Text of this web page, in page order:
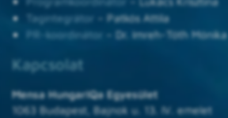
Tagintegrátor
– Patkós Attila
PR-koordinátor – Dr. Imreh-Tóth Mónika
Kapcsolat
Mensa HungarIQa Egyesület
1063 Budapest, Bajnok u. 13. IV. emelet